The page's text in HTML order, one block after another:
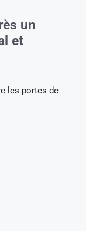
un
et
les portes de